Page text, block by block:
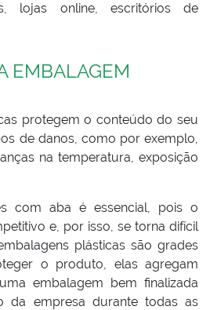
lojas online, escritórios de
EMBALAGEM
protegem o conteúdo do seu
de danos, como por exemplo,
na temperatura, exposição
com aba é essencial, pois o
e, por isso, se torna difícil
plásticas são grades
o produto, elas agregam
embalagem bem finalizada
da empresa durante todas as